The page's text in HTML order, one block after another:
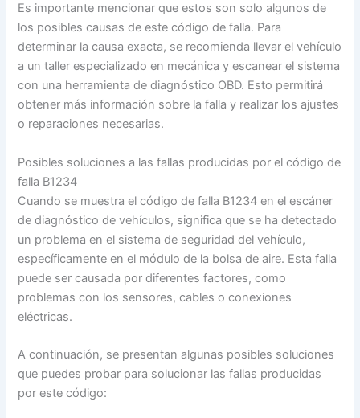
Es importante mencionar que estos son solo algunos de
los posibles causas de este código de falla. Para
determinar la causa exacta, se recomienda llevar el vehículo
a un taller especializado en mecánica y escanear el sistema
con una herramienta de diagnóstico OBD. Esto permitirá
obtener más información sobre la falla y realizar los ajustes
o reparaciones necesarias.
Posibles soluciones a las fallas producidas por el código de
falla B1234
Cuando se muestra el código de falla B1234 en el escáner
de diagnóstico de vehículos, significa que se ha detectado
un problema en el sistema de seguridad del vehículo,
específicamente en el módulo de la bolsa de aire. Esta falla
puede ser causada por diferentes factores, como
problemas con los sensores, cables o conexiones
eléctricas.
A continuación, se presentan algunas posibles soluciones
que puedes probar para solucionar las fallas producidas
por este código: